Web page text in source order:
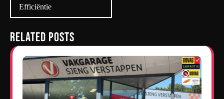
Efficiëntie
Related Posts